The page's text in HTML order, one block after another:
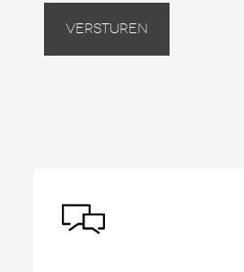
Versturen